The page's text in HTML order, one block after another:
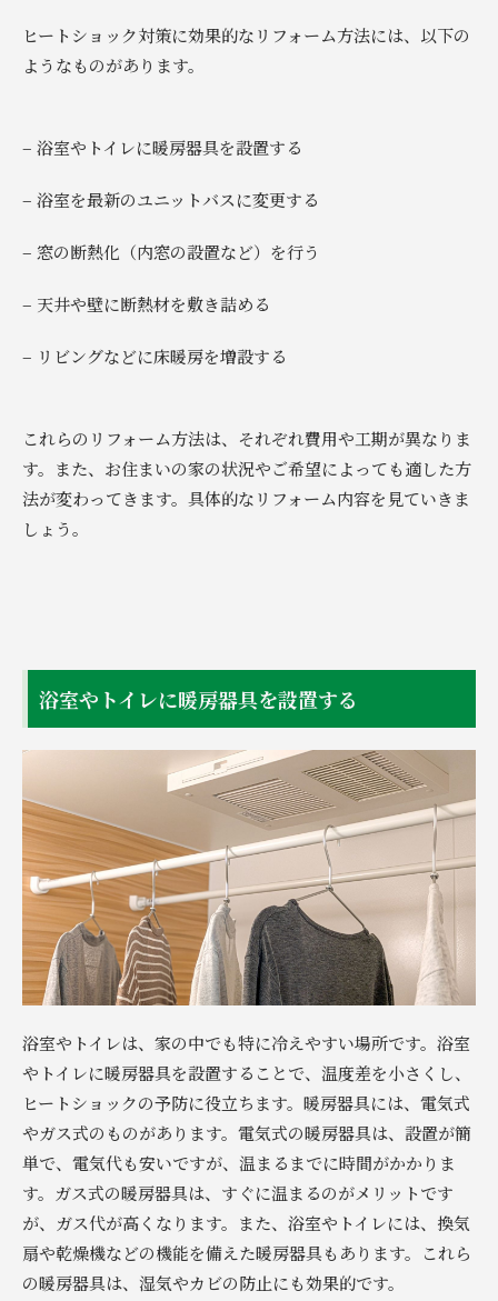
ヒートショック対策に効果的なリフォーム方法には、以下の
ようなものがあります。
– 浴室やトイレに暖房器具を設置する
– 浴室を最新のユニットバスに変更する
– 窓の断熱化（内窓の設置など）を行う
– 天井や壁に断熱材を敷き詰める
– リビングなどに床暖房を増設する
これらのリフォーム方法は、それぞれ費用や工期が異なりま
す。また、お住まいの家の状況やご希望によっても適した方
法が変わってきます。具体的なリフォーム内容を見ていきま
しょう。
浴室やトイレに暖房器具を設置する
浴室やトイレは、家の中でも特に冷えやすい場所です。浴室
やトイレに暖房器具を設置することで、温度差を小さくし、
ヒートショックの予防に役立ちます。暖房器具には、電気式
やガス式のものがあります。電気式の暖房器具は、設置が簡
単で、電気代も安いですが、温まるまでに時間がかかりま
す。ガス式の暖房器具は、すぐに温まるのがメリットです
が、ガス代が高くなります。また、浴室やトイレには、換気
扇や乾燥機などの機能を備えた暖房器具もあります。これら
の暖房器具は、湿気やカビの防止にも効果的です。